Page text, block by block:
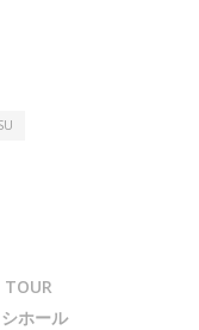
TOUR
ホール